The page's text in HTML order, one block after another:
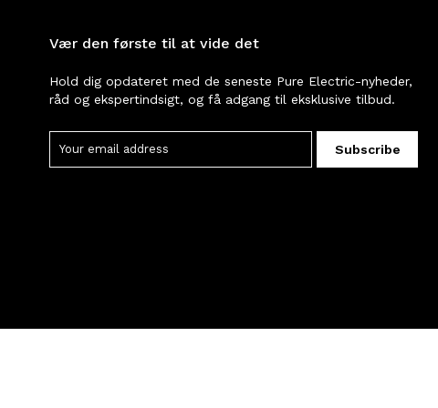
Vær den første til at vide det
Hold dig opdateret med de seneste Pure Electric-nyheder,
råd og ekspertindsigt, og få adgang til eksklusive tilbud.
Subscribe